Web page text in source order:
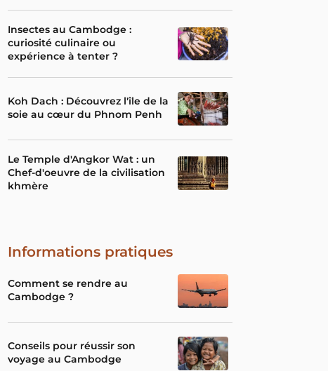
Insectes au Cambodge :
curiosité culinaire ou
expérience à tenter ?
Koh Dach : Découvrez l'île de la
soie au cœur du Phnom Penh
Le Temple d'Angkor Wat : un
Chef-d'oeuvre de la civilisation
khmère
Informations pratiques
Comment se rendre au
Cambodge ?
Conseils pour réussir son
voyage au Cambodge